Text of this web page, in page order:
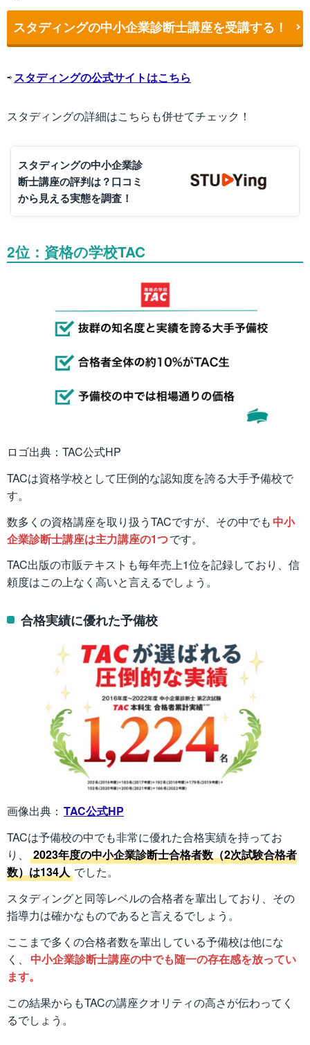
スタディングの中小企業診断士講座を受講する！
⇨スタディングの公式サイトはこちら
スタディングの詳細はこちらも併せてチェック！
スタディングの中小企業診
断士講座の評判は？口コミ
から見える実態を調査！
2位：資格の学校TAC
ロゴ出典：TAC公式HP
TACは資格学校として圧倒的な認知度を誇る大手予備校で
す。
数多くの資格講座を取り扱うTACですが、その中でも 中小
企業診断士講座は主力講座の1つです。
TAC出版の市販テキストも毎年売上1位を記録しており、信
頼度はこの上なく高いと言えるでしょう。
合格実績に優れた予備校
画像出典： TAC公式HP
TACは予備校の中でも非常に優れた合格実績を持ってお
り、
2023年度の中小企業診断士合格者数（2次試験合格者
数）は134人 でした。
スタディングと同等レベルの合格者を輩出しており、その
指導力は確かなものであると言えるでしょう。
ここまで多くの合格者数を輩出している予備校は他にな
く、
中小企業診断士講座の中でも随一の存在感を放ってい
ます。
この結果からもTACの講座クオリティの高さが伝わってく
るでしょう。